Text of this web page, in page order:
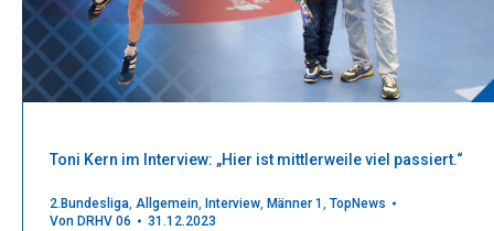
Toni Kern im Interview: „Hier ist mittlerweile viel passiert.“
2.Bundesliga, Allgemein, Interview, Männer 1 , TopNews
Von DRHV 06 31.12.2023